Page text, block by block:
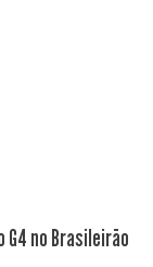
no Brasileirão